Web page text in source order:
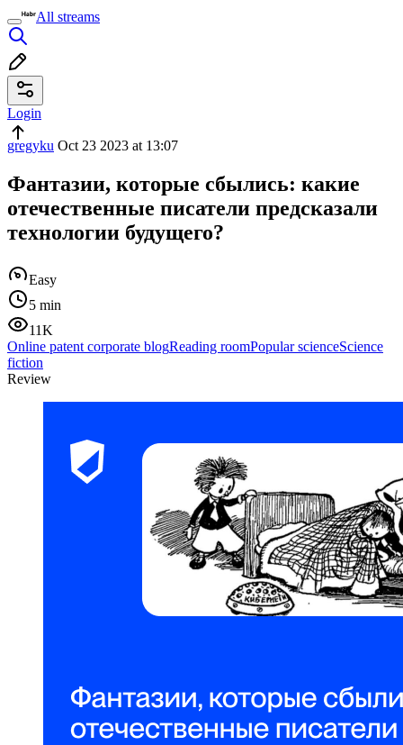
All streams
Login
gregyku Oct 23 2023 at 13:07
Фантазии, которые сбылись: какие
отечественные писатели предсказали
технологии будущего?
Easy
5 min
11K
Online patent corporate blogReading roomPopular scienceScience
fiction
Review